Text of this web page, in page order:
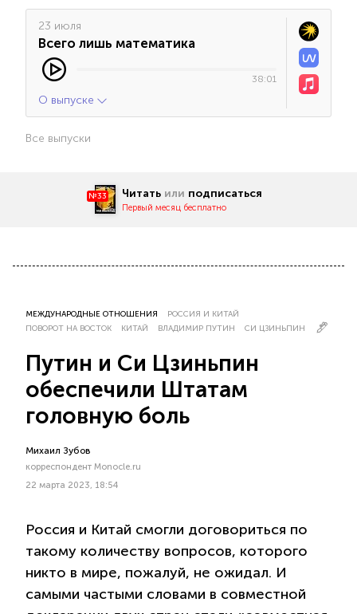
23 июля
Всего лишь математика
38:01
О выпуске
Все выпуски
№33 Читать или подписаться
Первый месяц бесплатно
МЕЖДУНАРОДНЫЕ ОТНОШЕНИЯ
РОССИЯ И КИТАЙ
ПОВОРОТ НА ВОСТОК
КИТАЙ ВЛАДИМИР ПУТИН СИ ЦЗИНЬПИН
Путин и Си Цзиньпин
обеспечили Штатам
головную боль
Михаил Зубов
корреспондент Monocle.ru
22 марта 2023, 18:54
Россия и Китай смогли договориться по
такому количеству вопросов, которого
никто в мире, пожалуй, не ожидал. И
самыми частыми словами в совместной